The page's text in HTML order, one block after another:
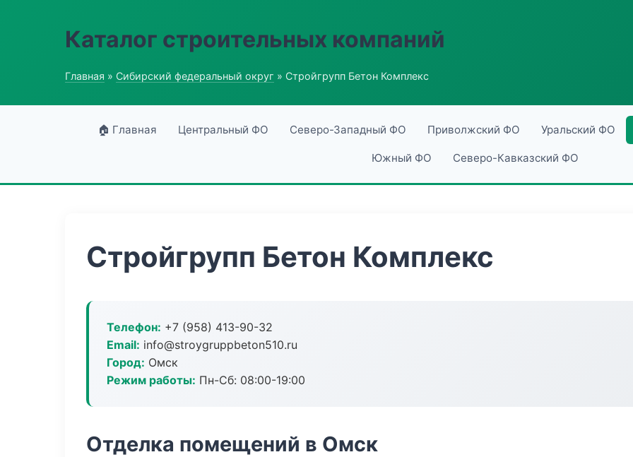
Каталог строительных компаний
Главная » Сибирский федеральный округ » Стройгрупп Бетон Комплекс
🏠 Главная Центральный ФО Северо-Западный ФО Приволжский ФО Уральский ФО
Южный ФО Северо-Кавказский ФО
Стройгрупп Бетон Комплекс
Телефон: +7 (958) 413-90-32
Email: info@stroygruppbeton510.ru
Город: Омск
Режим работы: Пн-Сб: 08:00-19:00
Отделка помещений в Омск